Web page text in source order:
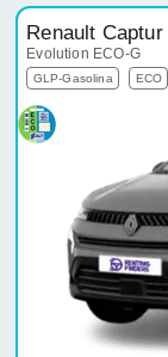
Renault Captur
Evolution ECO-G
GLP-Gasolina ECO